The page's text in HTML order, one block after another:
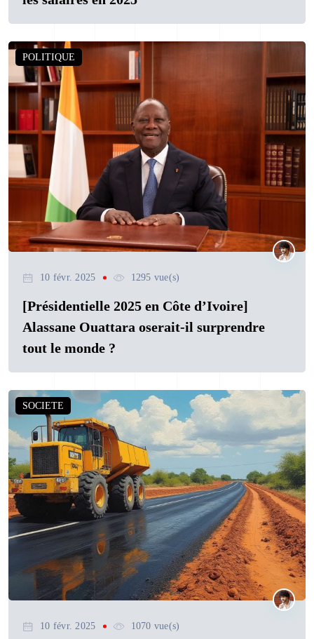
POLITIQUE
10 févr. 2025 1295 vue(s)
[Présidentielle 2025 en Côte d’Ivoire]
Alassane Ouattara oserait-il surprendre
tout le monde ?
SOCIETE
10 févr. 2025 1070 vue(s)